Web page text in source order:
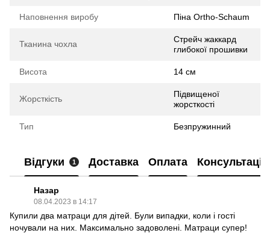
Наповнення виробу Піна Ortho-Schaum
Тканина чохла
Стрейч жаккард
глибокої прошивки
Висота 14 см
Жорсткість
Підвищеної
жорсткості
Тип Безпружинний
Відгуки 1 Доставка Оплата Консультація
Назар
08.04.2023 в 14:17
Купили два матраци для дітей. Були випадки, коли і гості
ночували на них. Максимально задоволені. Матраци супер!